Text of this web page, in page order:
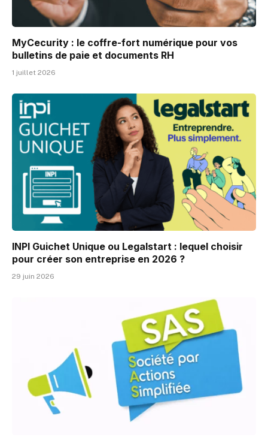
MyCecurity : le coffre-fort numérique pour vos
bulletins de paie et documents RH
1 juillet 2026
INPI Guichet Unique ou Legalstart : lequel choisir
pour créer son entreprise en 2026 ?
29 juin 2026